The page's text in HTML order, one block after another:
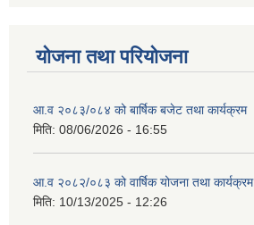
योजना तथा परियोजना
आ.व २०८३/०८४ को बार्षिक बजेट तथा कार्यक्रम
मिति: 08/06/2026 - 16:55
आ.व २०८२/०८३ को वार्षिक योजना तथा कार्यक्रम
मिति: 10/13/2025 - 12:26